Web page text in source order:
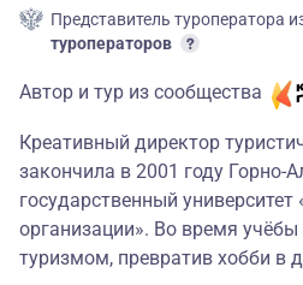
Представитель туроператора
туроператоров
Автор и тур из сообщества
Креативный директор
закончила в 2001 году Горно-
государственный
организации». Во время
туризмом, превратив хобби в